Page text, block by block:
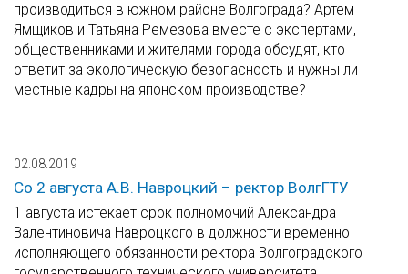
производиться в южном районе Волгограда? Артем
Ямщиков и Татьяна Ремезова вместе с экспертами,
общественниками и жителями города обсудят, кто
ответит за экологическую безопасность и нужны ли
местные кадры на японском производстве?
02.08.2019
Со 2 августа А.В. Навроцкий – ректор ВолгГТУ
1 августа истекает срок полномочий Александра
Валентиновича Навроцкого в должности временно
исполняющего обязанности ректора Волгоградского